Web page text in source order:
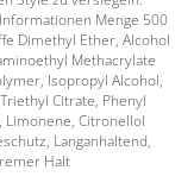
Menge 500
Dimethyl Ether, Alcohol
Methacrylate
Isopropyl Alcohol,
Citrate, Phenyl
Citronellol
Langanhaltend,
Halt